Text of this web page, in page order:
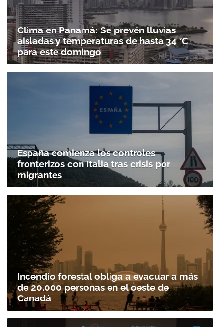
Clima en Panamá: Se prevén lluvias
aisladas y temperaturas de hasta 34 °C
para este domingo
España comienza los controles
fronterizos con Italia tras crisis por
migrantes
Incendio forestal obliga a evacuar a más
de 20.000 personas en el oeste de
Canadá